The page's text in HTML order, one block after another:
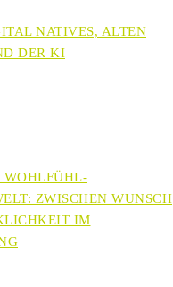
NATIVES, ALTEN
DER KI
WOHLFÜHL-
ZWISCHEN WUNSCH
IM